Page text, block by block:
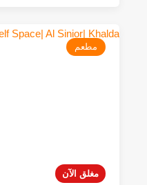
مغلق الآن
مطعم